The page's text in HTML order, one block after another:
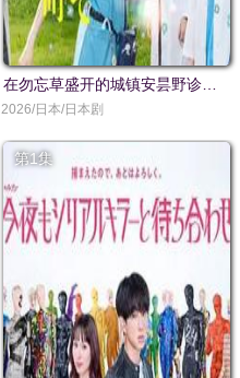
在勿忘草盛开的城镇安昙野诊疗记
2026/日本/日本剧
第1集